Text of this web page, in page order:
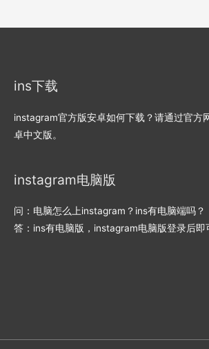
ins下载
instagram官方版安卓如何下载？请通过官方
卓中文版。
instagram电脑版
问：电脑怎么上instagram？ins有电脑端吗？
答：ins有电脑版，instagram电脑版登录后即